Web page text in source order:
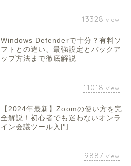
13328 view
Windows Defenderで十分？有料ソ
フトとの違い、最強設定とバックア
ップ方法まで徹底解説
11018 view
【2024年最新】Zoomの使い方を完
全解説！初心者でも迷わないオンラ
イン会議ツール入門
9887 view